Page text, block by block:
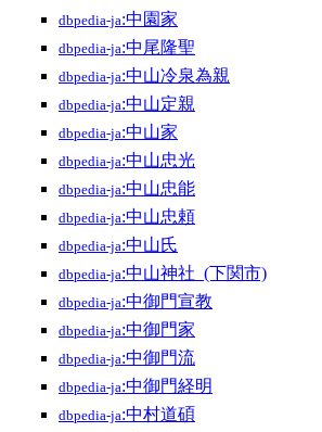
dbpedia-ja:中園家
dbpedia-ja:中尾隆聖
dbpedia-ja:中山冷泉為親
dbpedia-ja:中山定親
dbpedia-ja:中山家
dbpedia-ja:中山忠光
dbpedia-ja:中山忠能
dbpedia-ja:中山忠頼
dbpedia-ja:中山氏
dbpedia-ja:中山神社_(下関市)
dbpedia-ja:中御門宣教
dbpedia-ja:中御門家
dbpedia-ja:中御門流
dbpedia-ja:中御門経明
dbpedia-ja:中村道碩